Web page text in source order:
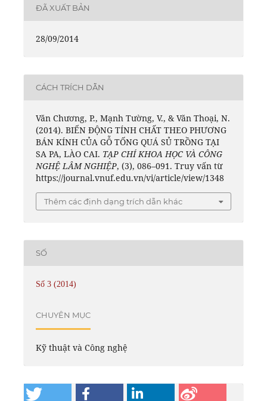
ĐÃ XUẤT BẢN
28/09/2014
CÁCH TRÍCH DẪN
Văn Chương, P., Mạnh Tường, V., & Văn Thoại, N.
(2014). BIẾN ĐỘNG TÍNH CHẤT THEO PHƯƠNG
BÁN KÍNH CỦA GỖ TỐNG QUÁ SỦ TRỒNG TẠI
SA PA, LÀO CAI. TẠP CHÍ KHOA HỌC VÀ CÔNG
NGHỆ LÂM NGHIỆP, (3), 086–091. Truy vấn từ
https://journal.vnuf.edu.vn/vi/article/view/1348
Thêm các định dạng trích dẫn khác
SỐ
Số 3 (2014)
CHUYÊN MỤC
Kỹ thuật và Công nghệ